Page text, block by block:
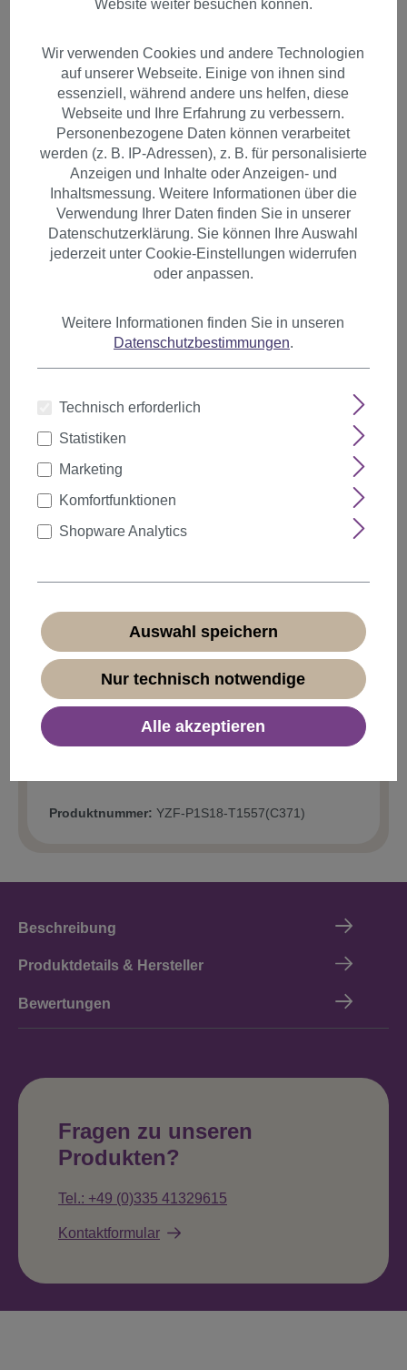
1 Clip-In Extension Strähne
glatt 45 cm Kupferrot YZF-
P1S18-T1557
10% 1,79 €*
20% 1,59 €*
* Preise inkl. MwSt. zzgl.Versandkosten
Produktnummer: YZF-P1S18-T1557(C371)
Beschreibung
Produktdetails & Hersteller
Bewertungen
Fragen zu unseren
Produkten?
Tel.: +49 (0)335 41329615
Kontaktformular
Website weiter besuchen können.
Wir verwenden Cookies und andere Technologien
auf unserer Webseite. Einige von ihnen sind
essenziell, während andere uns helfen, diese
Webseite und Ihre Erfahrung zu verbessern.
Personenbezogene Daten können verarbeitet
werden (z. B. IP-Adressen), z. B. für personalisierte
Anzeigen und Inhalte oder Anzeigen- und
Inhaltsmessung. Weitere Informationen über die
Verwendung Ihrer Daten finden Sie in unserer
Datenschutzerklärung. Sie können Ihre Auswahl
jederzeit unter Cookie-Einstellungen widerrufen
oder anpassen.
Weitere Informationen finden Sie in unseren
Datenschutzbestimmungen.
Technisch erforderlich
Statistiken
Marketing
Komfortfunktionen
Shopware Analytics
Auswahl speichern
Nur technisch notwendige
Alle akzeptieren